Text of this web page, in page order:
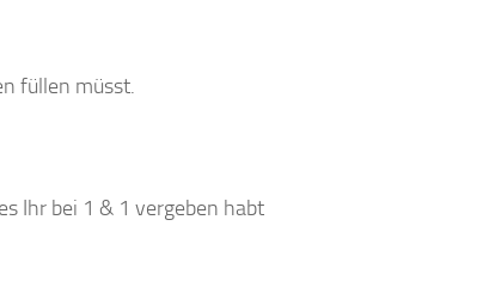
füllen müsst.
Ihr bei 1 & 1 vergeben habt